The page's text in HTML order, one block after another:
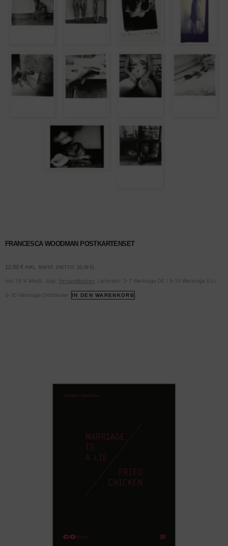
FRANCESCA WOODMAN POSTKARTENSET
12,00 € INKL. MWST. (NETTO: 10,08 €)
inkl. 19 % MwSt. zzgl. Versandkosten Lieferzeit: 2-7 Werktage DE / 5-10 Werktage EU /
5-30 Werktage Drittländer IN DEN WARENKORB